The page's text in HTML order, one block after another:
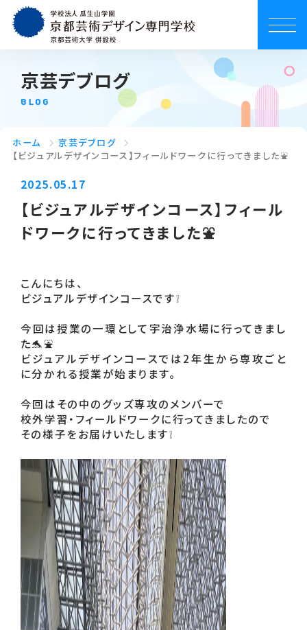
京芸デブログ
BLOG
ホーム
京芸デブログ
【ビジュアルデザインコース】フィールドワークに行ってきました⛲
2025.05.17
【ビジュアルデザインコース】フィール
ドワークに行ってきました⛲
こんにちは、
ビジュアルデザインコースです❕
今回は授業の一環として宇治浄水場に行ってきまし
た🐬⛲
ビジュアルデザインコースでは2年生から専攻ごと
に分かれる授業が始まります。
今回はその中のグッズ専攻のメンバーで
校外学習・フィールドワークに行ってきましたので
その様子をお届けいたします❕